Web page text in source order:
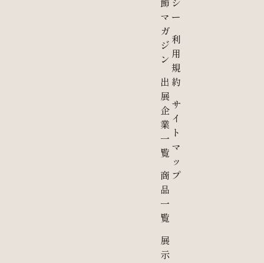
マ
ガ
ジ
ン
出
展
企
業
一
覧
商
品
一
覧
展
示
ー
利
用
規
約
サ
イ
ト
マ
ッ
プ